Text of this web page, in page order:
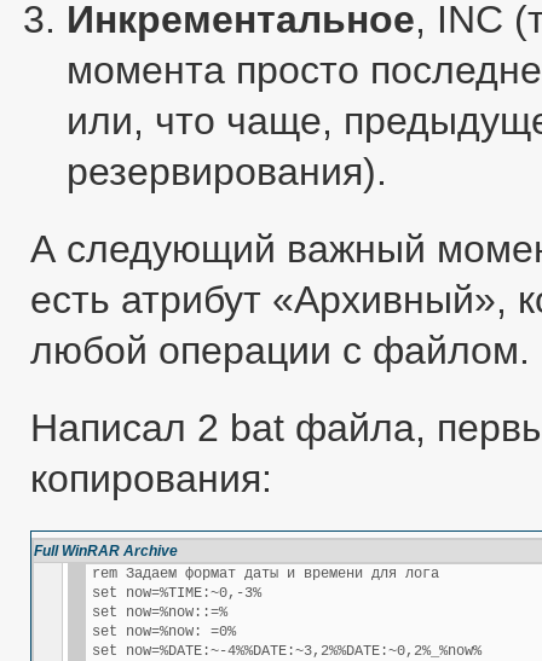
Инкрементальное, INC
момента просто
или, что чаще,
резервирования).
А следующий важный
есть атрибут «Архивный»,
любой операции с файлом.
Написал 2 bat файла,
копирования:
Full WinRAR Archive
rem Задаем формат даты и времени для лога
set now=%TIME:~0,-3%
set now=%now::=%
set now=%now: =0%
set now=%DATE:~-4%%DATE:~3,2%%DATE:~0,2%_%now%